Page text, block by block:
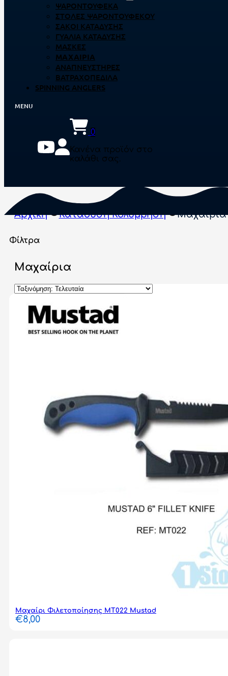
ΨΑΡΟΝΤΟΎΦΕΚΑ
ΣΤΟΛΈΣ ΨΑΡΟΝΤΟΎΦΕΚΟΥ
ΣΆΚΟΙ ΚΑΤΆΔΥΣΗΣ
ΓΥΑΛΙΆ ΚΑΤΆΔΥΣΗΣ
ΜΆΣΚΕΣ
ΜΑΧΑΊΡΙΑ
ΑΝΑΠΝΕΥΣΤΉΡΕΣ
ΒΑΤΡΑΧΟΠΈΔΙΛΑ
SPINNING ANGLERS
0
Κανένα προϊόν στο
καλάθι σας.
Αρχική Κατάδυση Κολύμβηση Μαχαίρια
Φίλτρα
Μαχαίρια
Μαχαίρι Φιλετοποίησης MT022 Mustad
€8,00